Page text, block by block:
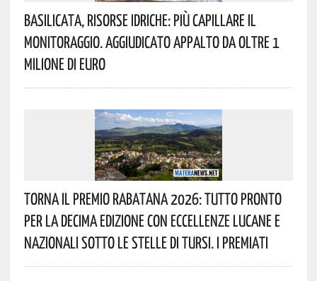
Basilicata, Risorse Idriche: Più Capillare Il
Monitoraggio. Aggiudicato Appalto Da Oltre 1
Milione Di Euro
Torna Il Premio Rabatana 2026: Tutto Pronto
Per La Decima Edizione Con Eccellenze Lucane E
Nazionali Sotto Le Stelle Di Tursi. I Premiati